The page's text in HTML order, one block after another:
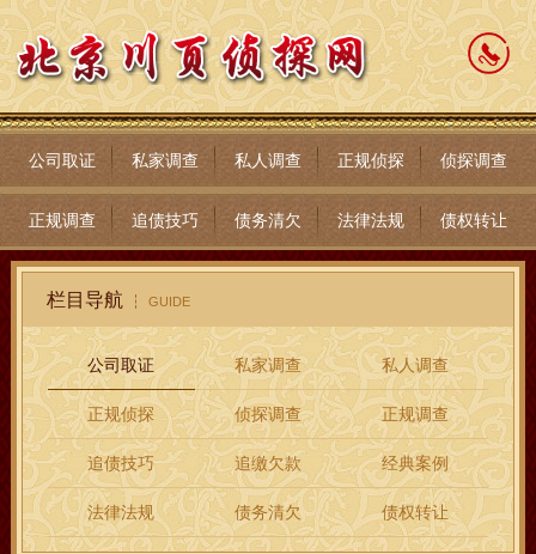
公司取证 私家调查 私人调查 正规侦探 侦探调查
正规调查 追债技巧 债务清欠 法律法规 债权转让
栏目导航 GUIDE
公司取证 私家调查 私人调查
正规侦探 侦探调查 正规调查
追债技巧 追缴欠款 经典案例
法律法规 债务清欠 债权转让